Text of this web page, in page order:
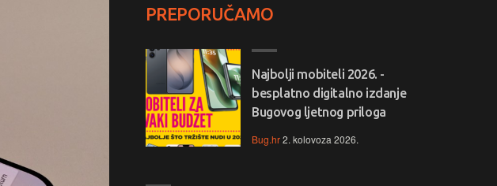
PREPORUČAMO
Najbolji mobiteli 2026. -
besplatno digitalno izdanje
Bugovog ljetnog priloga
Bug.hr2. kolovoza 2026.